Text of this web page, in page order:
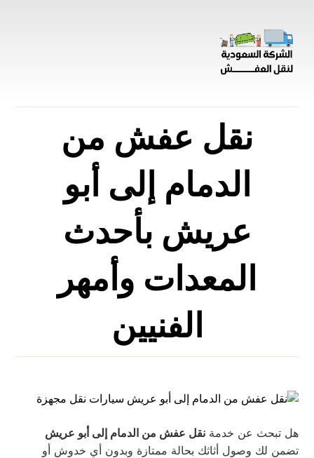
نقل عفش من
الدمام إلى أبو
عريش بأحدث
المعدات وأمهر
الفنيين
هل تبحث عن خدمةنقل عفش من الدمام إلى أبو عريش
تضمن لك وصول أثاثك بحالة ممتازة وبدون أي خدوش أو